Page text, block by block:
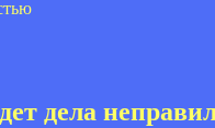
дела